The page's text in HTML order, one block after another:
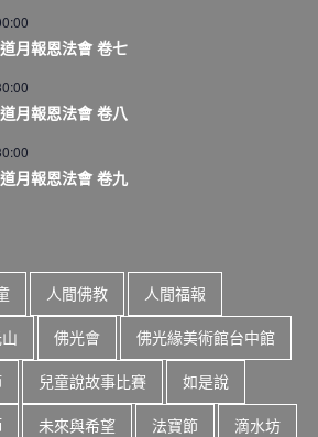
月報恩法會 卷七
月報恩法會 卷八
月報恩法會 卷九
人間佛教 人間福報
佛光會 佛光緣美術館台中館
兒童說故事比賽 如是說
未來與希望 法寶節 滴水坊